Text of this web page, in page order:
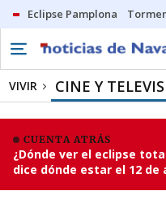
Eclipse Pamplona
VIVIR CINE Y
CUENTA ATRÁS
¿Dónde ver el eclipse
dice dónde estar el 12 de